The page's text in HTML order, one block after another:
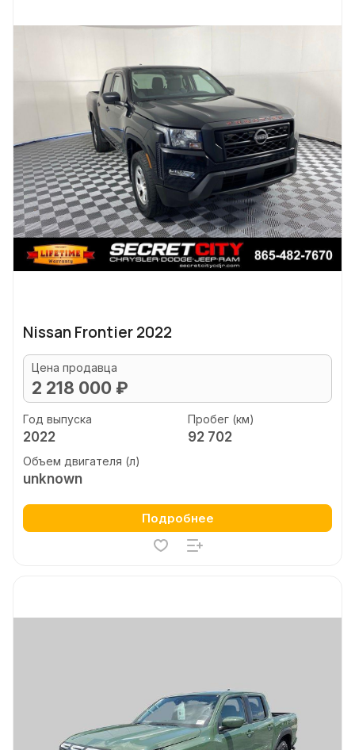
Nissan Frontier 2022
Цена продавца
2 218 000 ₽
Год выпуска
2022
Пробег (км)
92 702
Объем двигателя (л)
unknown
Подробнее